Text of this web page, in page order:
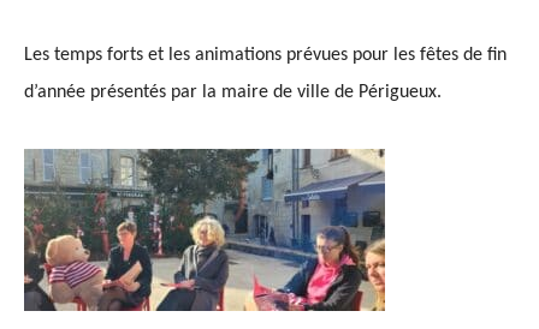
Les temps forts et les animations prévues pour les fêtes de fin
d’année présentés par la maire de ville de Périgueux.